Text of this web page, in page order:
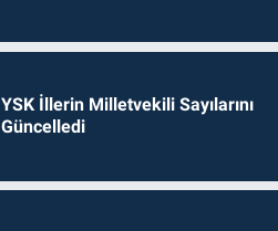
YSK İllerin Milletvekili Sayılarını
Güncelledi